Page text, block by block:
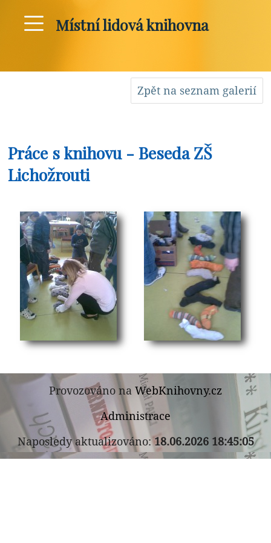
Místní lidová knihovna
Zpět na seznam galerií
Práce s knihovu - Beseda ZŠ
Lichožrouti
Provozováno na WebKnihovny.cz
Administrace
Naposledy aktualizováno:18.06.2026 18:45:05